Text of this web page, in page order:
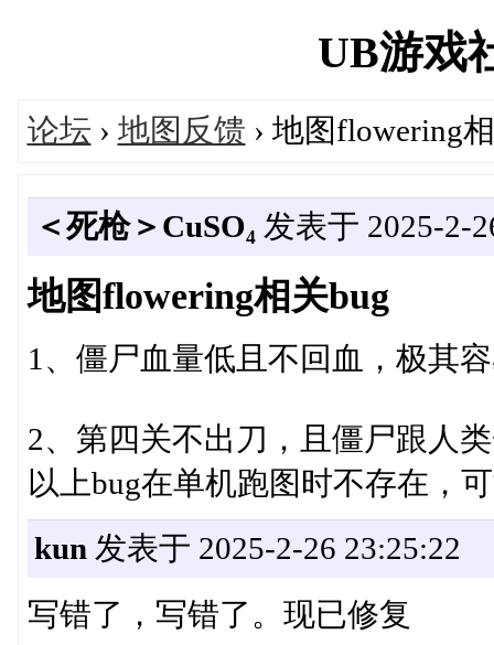
UB游戏
论坛 › 地图反馈 › 地图flowering
＜死枪＞CuSO₄ 发表于 2025-2-
地图flowering相关bug
1、僵尸血量低且不回血，极其
2、第四关不出刀，且僵尸跟人
以上bug在单机跑图时不存在，
kun 发表于 2025-2-26 23:25:22
写错了，写错了。现已修复